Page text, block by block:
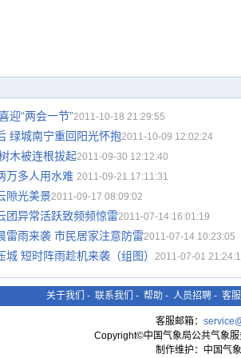
迎“两会一节”2011-10-18 21:29:55
绿城南宁重回阳光怀抱2011-10-09 12:02:24
木被连根拔起2011-09-30 12:12:40
万多人用水难 2011-09-21 17:11:31
隙光美景2011-09-17 08:09:02
团异常活跃致频频惊雷2011-07-14 16:01:19
雷雨来袭 市民居家注意防雷2011-07-14 10:23:05
城 短时阵雨趁机来袭（组图） 2011-07-01
关于我们 - 联系我们 - 帮助 - 人员招聘 - 客
客服邮箱：
Copyright©中国气象局公共气象
制作维护：中国气